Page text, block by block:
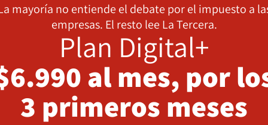
mayoría no entiende el debate por el impuesto a
empresas. El resto lee La Tercera.
Plan Digital+
al mes, por
3 primeros meses